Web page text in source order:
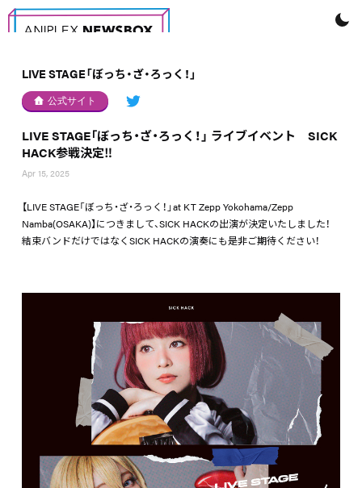
LIVE STAGE「ぼっち・ざ・ろっく！」
公式サイト
LIVE STAGE「ぼっち・ざ・ろっく！」 ライブイベント SICK
HACK参戦決定‼
Apr 15, 2025
【LIVE STAGE「ぼっち・ざ・ろっく！」at KT Zepp Yokohama/Zepp
Namba(OSAKA)】につきまして、SICK HACKの出演が決定いたしました！
結束バンドだけではなくSICK HACKの演奏にも是非ご期待ください！